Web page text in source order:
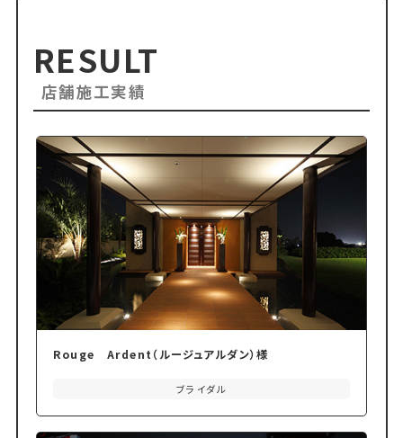
RESULT
店舗施工実績
Rouge Ardent（ルージュアルダン）様
ブライダル